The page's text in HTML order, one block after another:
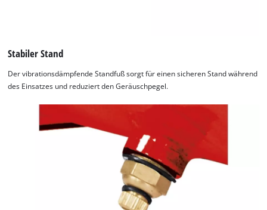
Stabiler Stand
Der vibrationsdämpfende Standfuß sorgt für einen sicheren Stand während
des Einsatzes und reduziert den Geräuschpegel.